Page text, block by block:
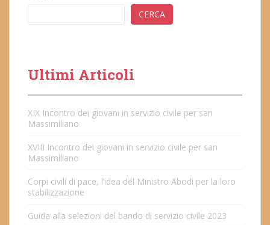
CERCA
Ultimi Articoli
XIX Incontro dei giovani in servizio civile per san
Massimiliano
XVIII Incontro dei giovani in servizio civile per san
Massimiliano
Corpi civili di pace, l’idea del Ministro Abodi per la loro
stabilizzazione
Guida alla selezioni del bando di servizio civile 2023